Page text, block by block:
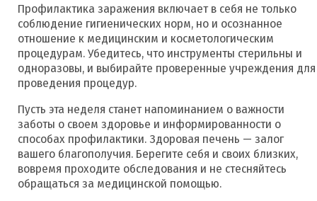
Профилактика заражения включает в себя не только
соблюдение гигиенических норм, но и осознанное
отношение к медицинским и косметологическим
процедурам. Убедитесь, что инструменты стерильны и
одноразовы, и выбирайте проверенные учреждения для
проведения процедур.
Пусть эта неделя станет напоминанием о важности
заботы о своем здоровье и информированности о
способах профилактики. Здоровая печень — залог
вашего благополучия. Берегите себя и своих близких,
вовремя проходите обследования и не стесняйтесь
обращаться за медицинской помощью.